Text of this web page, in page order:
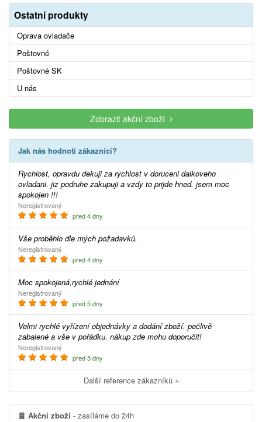
Ostatní produkty
Oprava ovladače
Poštovné
Poštovné SK
U nás
Zobrazit akční zboží
Jak nás hodnotí zákazníci?
Rychlost, opravdu dekuji za rychlost v doruceni dalkoveho
ovladani. jiz podruhe zakupuji a vzdy to prijde hned. jsem moc
spokojen !!!
Neregistrovaný
před 4 dny
Vše proběhlo dle mých požadavků.
Neregistrovaný
před 4 dny
Moc spokojená,rychlé jednání
Neregistrovaný
před 5 dny
Velmi rychlé vyřízení objednávky a dodání zboží. pečlivě
zabalené a vše v pořádku. nákup zde mohu doporučit!
Neregistrovaný
před 5 dny
Další reference zákazníků »
Akční zboží - zasíláme do 24h